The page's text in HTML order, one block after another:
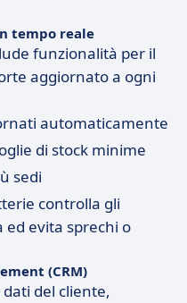
tempo reale
funzionalità per il
aggiornato a ogni
automaticamente
di stock minime
sedi
controlla gli
evita sprechi o
(CRM)
del cliente,